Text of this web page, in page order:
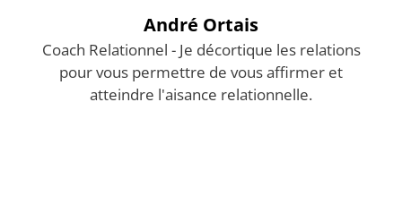
André Ortais
Coach Relationnel - Je décortique les relations
pour vous permettre de vous affirmer et
atteindre l'aisance relationnelle.